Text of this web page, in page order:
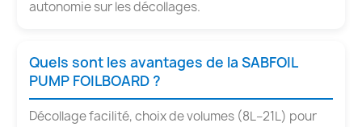
autonomie sur les décollages.
Quels sont les avantages de la SABFOIL
PUMP FOILBOARD ?
Décollage facilité, choix de volumes (8L–21L) pour